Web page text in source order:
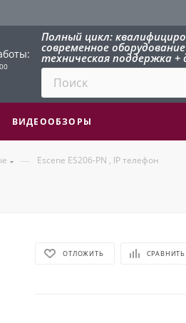
Полный цикл:
современное
техническая поддержка +
ВИДЕООБЗОРЫ
— Escene ES206-PN , IP телефон
ОТЛОЖИТЬ СРАВНИТЬ